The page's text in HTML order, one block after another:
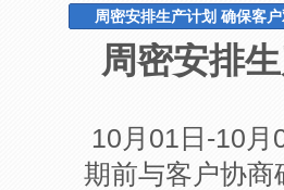
周密安排生产计划 确保客
周密安排
10月01日-10
期前与客户协商